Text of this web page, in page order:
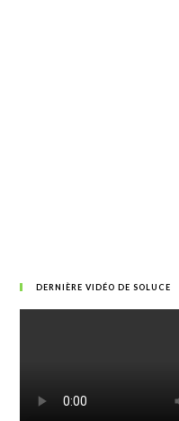
DERNIÈRE VIDÉO DE SOLUCE